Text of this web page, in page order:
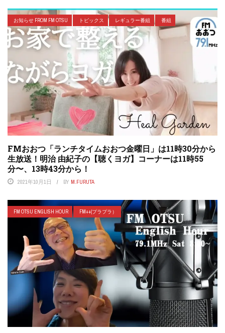
お知らせ FROM FM OTSU トピックス レギュラー番組 番組
FMおおつ「ランチタイムおおつ金曜日」は11時30分から
生放送！明治 由紀子の【聴くヨガ】コーナーは11時55
分〜、13時43分から！
2021年10月1日 BY M.FURUTA
FM OTSU ENGLISH HOUR FM++(プラプラ）